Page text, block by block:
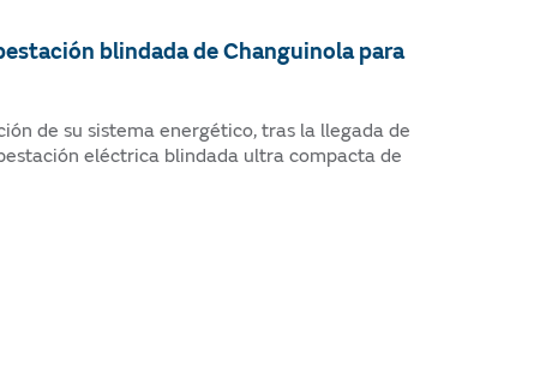
blindada de Changuinola para
de su sistema energético, tras la llegada de
eléctrica blindada ultra compacta de